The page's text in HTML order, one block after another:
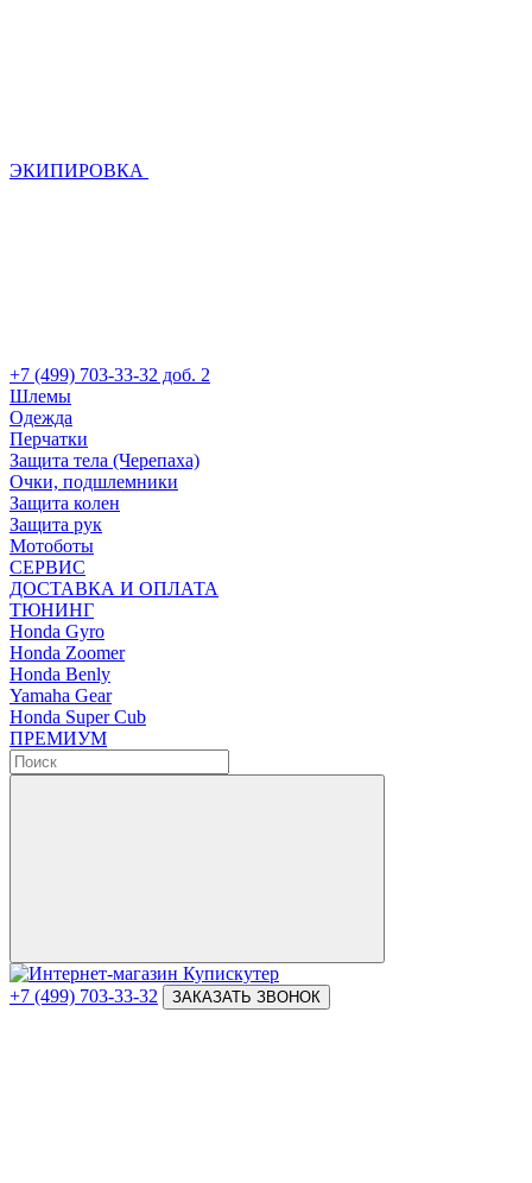
ЭКИПИРОВКА
+7 (499) 703-33-32 доб. 2
Шлемы
Одежда
Перчатки
Защита тела (Черепаха)
Очки, подшлемники
Защита колен
Защита рук
Мотоботы
СЕРВИС
ДОСТАВКА И ОПЛАТА
ТЮНИНГ
Honda Gyro
Honda Zoomer
Honda Benly
Yamaha Gear
Honda Super Cub
ПРЕМИУМ
+7 (499) 703-33-32 ЗАКАЗАТЬ ЗВОНОК